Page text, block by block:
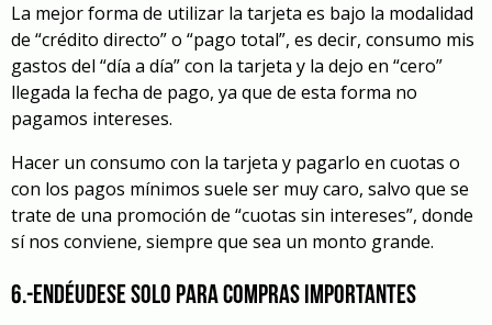
La mejor forma de utilizar la tarjeta es bajo la modalidad
de “crédito directo” o “pago total”, es decir, consumo mis
gastos del “día a día” con la tarjeta y la dejo en “cero”
llegada la fecha de pago, ya que de esta forma no
pagamos intereses.
Hacer un consumo con la tarjeta y pagarlo en cuotas o
con los pagos mínimos suele ser muy caro, salvo que se
trate de una promoción de “cuotas sin intereses”, donde
sí nos conviene, siempre que sea un monto grande.
6.-Endéudese solo para compras importantes